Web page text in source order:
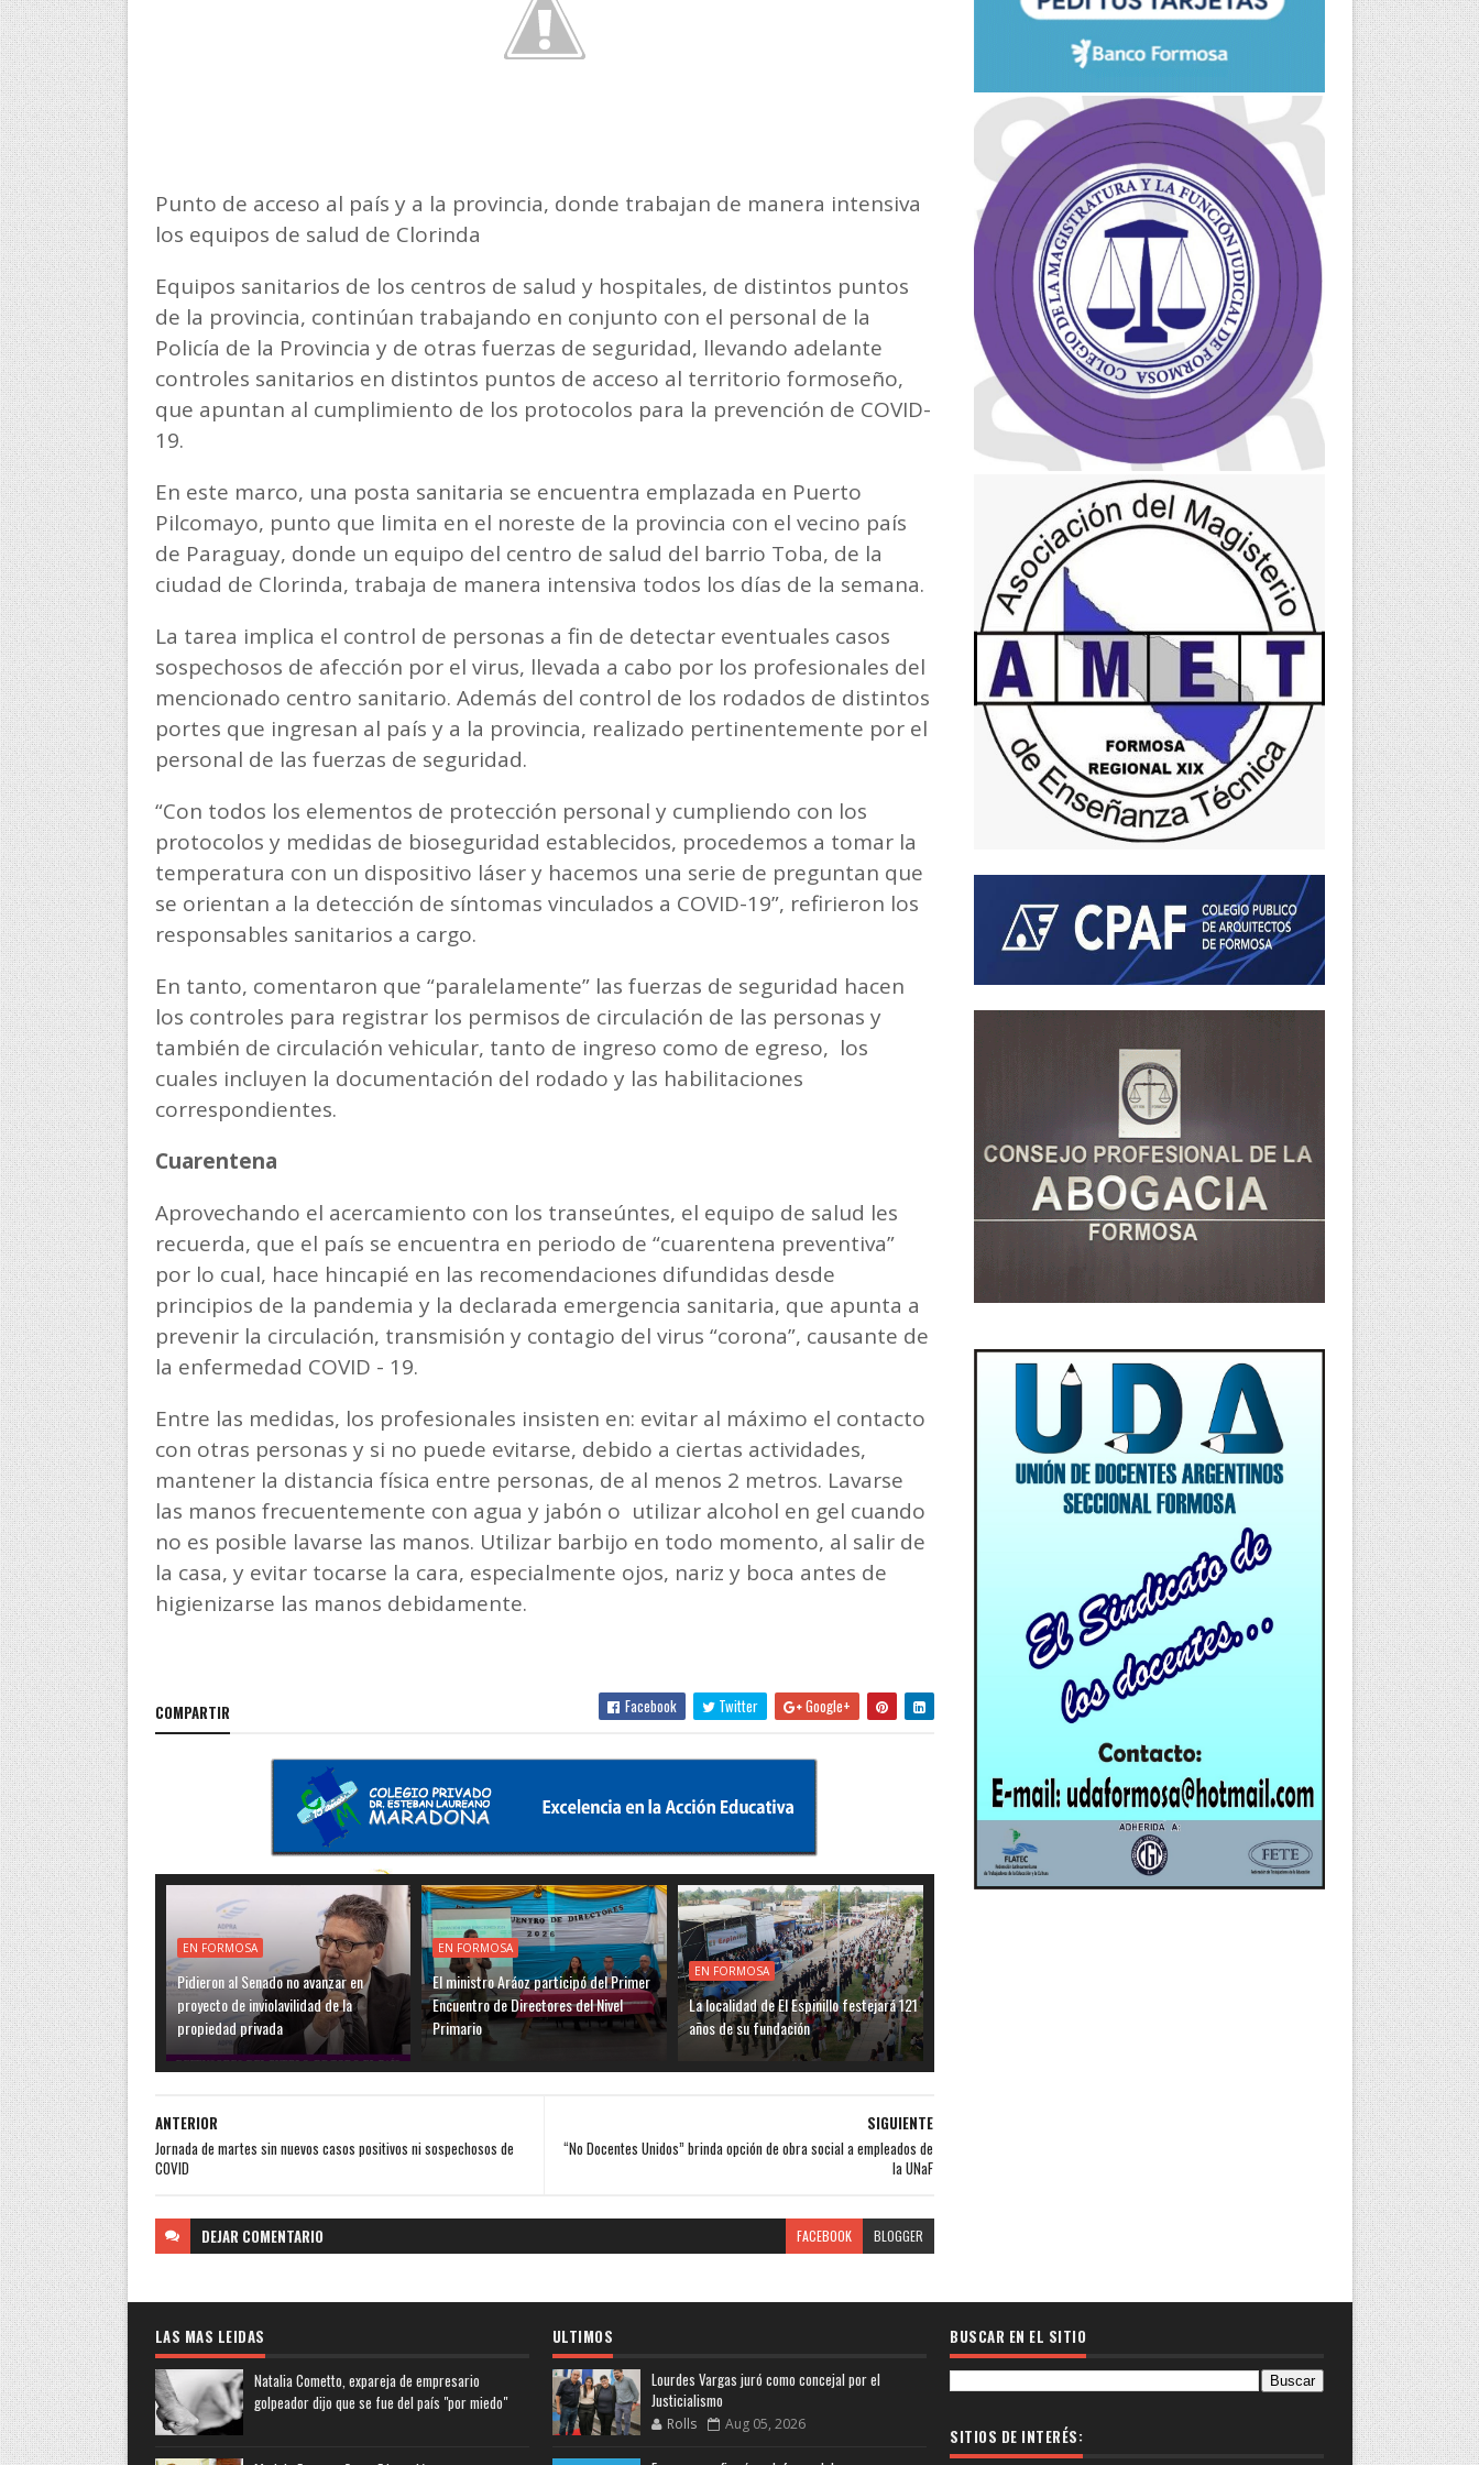
Punto de acceso al país y a la provincia, donde trabajan de manera intensiva
los equipos de salud de Clorinda
Equipos sanitarios de los centros de salud y hospitales, de distintos puntos
de la provincia, continúan trabajando en conjunto con el personal de la
Policía de la Provincia y de otras fuerzas de seguridad, llevando adelante
controles sanitarios en distintos puntos de acceso al territorio formoseño,
que apuntan al cumplimiento de los protocolos para la prevención de COVID-
19.
En este marco, una posta sanitaria se encuentra emplazada en Puerto
Pilcomayo, punto que limita en el noreste de la provincia con el vecino país
de Paraguay, donde un equipo del centro de salud del barrio Toba, de la
ciudad de Clorinda, trabaja de manera intensiva todos los días de la semana.
La tarea implica el control de personas a fin de detectar eventuales casos
sospechosos de afección por el virus, llevada a cabo por los profesionales del
mencionado centro sanitario. Además del control de los rodados de distintos
portes que ingresan al país y a la provincia, realizado pertinentemente por el
personal de las fuerzas de seguridad.
“Con todos los elementos de protección personal y cumpliendo con los
protocolos y medidas de bioseguridad establecidos, procedemos a tomar la
temperatura con un dispositivo láser y hacemos una serie de preguntan que
se orientan a la detección de síntomas vinculados a COVID-19”, refirieron los
responsables sanitarios a cargo.
En tanto, comentaron que “paralelamente” las fuerzas de seguridad hacen
los controles para registrar los permisos de circulación de las personas y
también de circulación vehicular, tanto de ingreso como de egreso, los
cuales incluyen la documentación del rodado y las habilitaciones
correspondientes.
Cuarentena
Aprovechando el acercamiento con los transeúntes, el equipo de salud les
recuerda, que el país se encuentra en periodo de “cuarentena preventiva”
por lo cual, hace hincapié en las recomendaciones difundidas desde
principios de la pandemia y la declarada emergencia sanitaria, que apunta a
prevenir la circulación, transmisión y contagio del virus “corona”, causante de
la enfermedad COVID - 19.
Entre las medidas, los profesionales insisten en: evitar al máximo el contacto
con otras personas y si no puede evitarse, debido a ciertas actividades,
mantener la distancia física entre personas, de al menos 2 metros. Lavarse
las manos frecuentemente con agua y jabón o utilizar alcohol en gel cuando
no es posible lavarse las manos. Utilizar barbijo en todo momento, al salir de
la casa, y evitar tocarse la cara, especialmente ojos, nariz y boca antes de
higienizarse las manos debidamente.
COMPARTIR Facebook Twitter Google+
EN FORMOSA
Pidieron al Senado no avanzar en
proyecto de inviolavilidad de la
propiedad privada
EN FORMOSA
El ministro Aráoz participó del Primer
Encuentro de Directores del Nivel
Primario
EN FORMOSA
La localidad de El Espinillo festejará 121
años de su fundación
SIGUIENTE
“No Docentes Unidos” brinda opción de obra social a empleados de
la UNaF
ANTERIOR
Jornada de martes sin nuevos casos positivos ni sospechosos de
COVID
DEJAR COMENTARIO FACEBOOK BLOGGER
LAS MAS LEIDAS
Natalia Cometto, expareja de empresario
golpeador dijo que se fue del país "por miedo"
ULTIMOS
Lourdes Vargas juró como concejal por el
Justicialismo
Rolls Aug 05, 2026
BUSCAR EN EL SITIO
SITIOS DE INTERÉS: